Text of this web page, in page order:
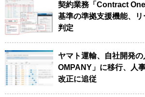
契約業務「Contract
基準の準拠支援機能、
判定
ヤマト運輸、自社開発
OMPANY」に移行、人
改正に追従